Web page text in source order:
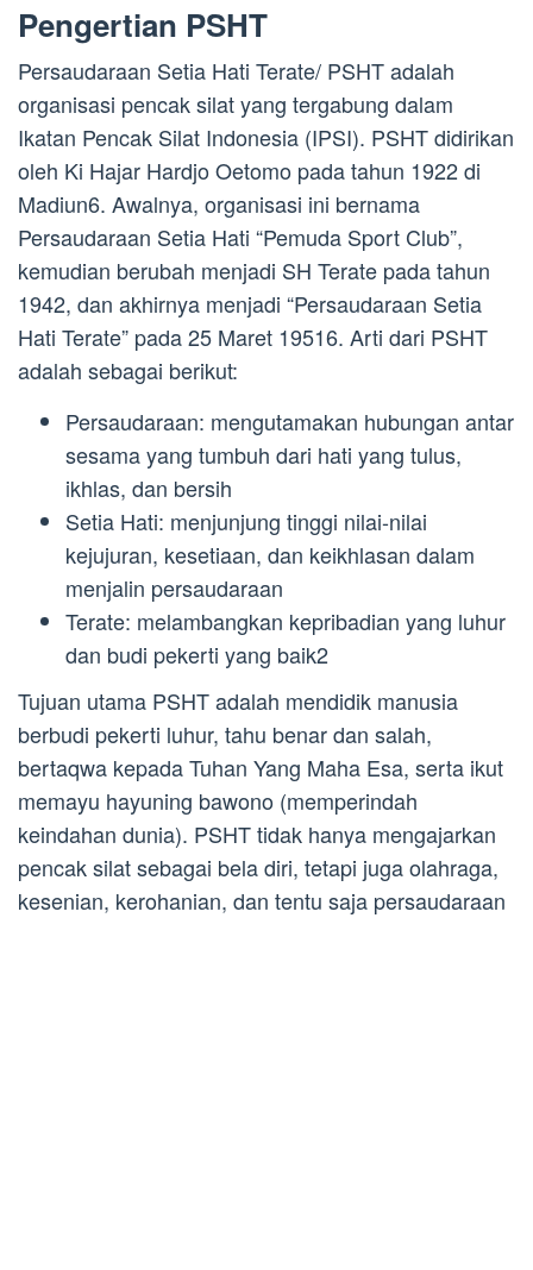
Pengertian PSHT
Persaudaraan Setia Hati Terate/ PSHT adalah
organisasi pencak silat yang tergabung dalam
Ikatan Pencak Silat Indonesia (IPSI). PSHT didirikan
oleh Ki Hajar Hardjo Oetomo pada tahun 1922 di
Madiun6. Awalnya, organisasi ini bernama
Persaudaraan Setia Hati “Pemuda Sport Club”,
kemudian berubah menjadi SH Terate pada tahun
1942, dan akhirnya menjadi “Persaudaraan Setia
Hati Terate” pada 25 Maret 19516. Arti dari PSHT
adalah sebagai berikut:
Persaudaraan: mengutamakan hubungan antar
sesama yang tumbuh dari hati yang tulus,
ikhlas, dan bersih
Setia Hati: menjunjung tinggi nilai-nilai
kejujuran, kesetiaan, dan keikhlasan dalam
menjalin persaudaraan
Terate: melambangkan kepribadian yang luhur
dan budi pekerti yang baik2
Tujuan utama PSHT adalah mendidik manusia
berbudi pekerti luhur, tahu benar dan salah,
bertaqwa kepada Tuhan Yang Maha Esa, serta ikut
memayu hayuning bawono (memperindah
keindahan dunia). PSHT tidak hanya mengajarkan
pencak silat sebagai bela diri, tetapi juga olahraga,
kesenian, kerohanian, dan tentu saja persaudaraan